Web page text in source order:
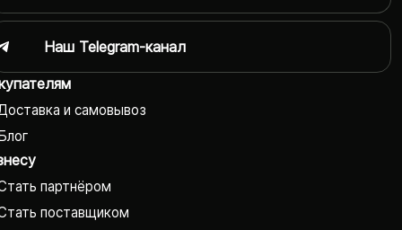
и самовывоз
партнёром
поставщиком
Наш Telegram-канал